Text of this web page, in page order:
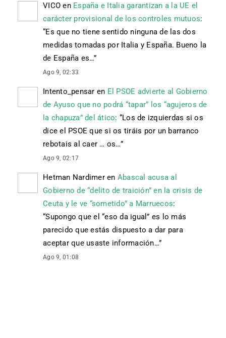
VICO en España e Italia garantizan a la UE el
carácter provisional de los controles mutuos:
“Es que no tiene sentido ninguna de las dos
medidas tomadas por Italia y España. Bueno la
de España es…”
Ago 9, 02:33
Intento_pensar en El PSOE advierte al Gobierno
de Ayuso que no podrá “tapar” los “agujeros de
la chapuza” del ático: “Los de izquierdas si os
dice el PSOE que si os tiráis por un barranco
rebotais al caer … os…”
Ago 9, 02:17
Hetman Nardimeren Abascal acusa al
Gobierno de “delito de traición” en la crisis de
Ceuta y le ve “sometido” a Marruecos:
“Supongo que el “eso da igual” es lo más
parecido que estás dispuesto a dar para
aceptar que usaste información…”
Ago 9, 01:08